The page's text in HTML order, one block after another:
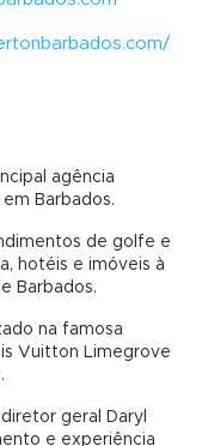
agência
Barbados.
de golfe e
hotéis e imóveis à
Barbados.
na famosa
Vuitton Limegrove
geral Daryl
e experiência